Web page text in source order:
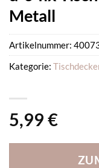
Metall
5,99 €
Artikelnummer:
Kategorie: